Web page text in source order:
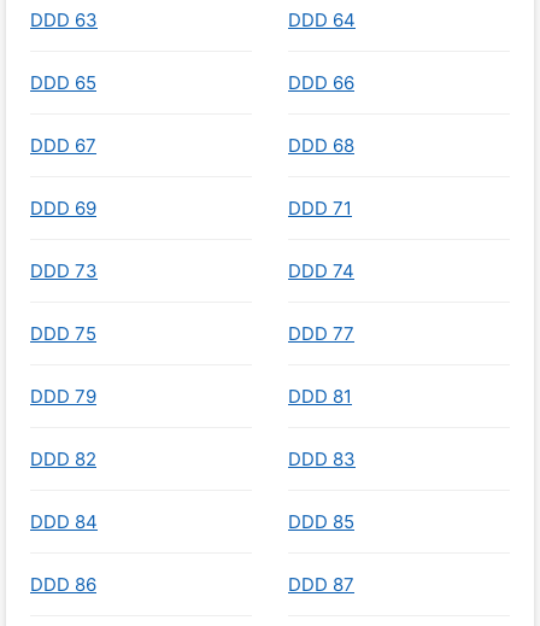
DDD 63 DDD 64
DDD 65 DDD 66
DDD 67 DDD 68
DDD 69 DDD 71
DDD 73 DDD 74
DDD 75 DDD 77
DDD 79 DDD 81
DDD 82 DDD 83
DDD 84 DDD 85
DDD 86 DDD 87